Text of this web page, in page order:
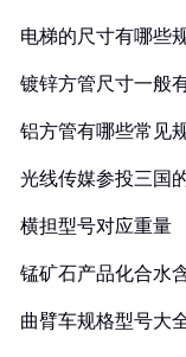
电梯的尺寸有哪些
镀锌方管尺寸一般
铝方管有哪些常见
光线传媒参投三国
横担型号对应重量
锰矿石产品化合水
曲臂车规格型号大